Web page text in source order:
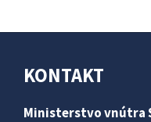
KONTAKT
Ministerstvo vnútra